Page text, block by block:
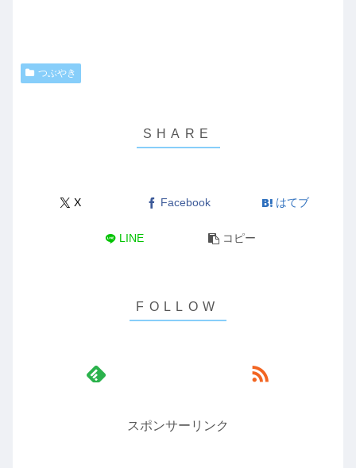
つぶやき
X Facebook はてブ
LINE コピー
スポンサーリンク